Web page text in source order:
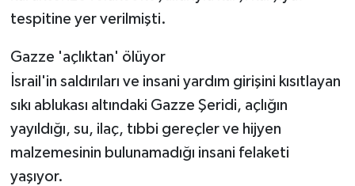
tespitine yer verilmişti.
Gazze 'açlıktan' ölüyor
İsrail'in saldırıları ve insani yardım girişini kısıtlayan
sıkı ablukası altındaki Gazze Şeridi, açlığın
yayıldığı, su, ilaç, tıbbi gereçler ve hijyen
malzemesinin bulunamadığı insani felaketi
yaşıyor.